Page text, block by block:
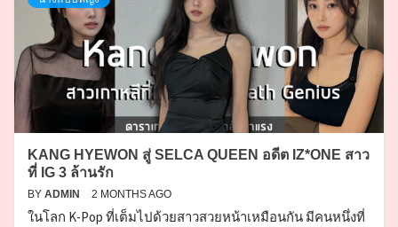
KANG HYEWON สู่ SELCA QUEEN อดีต IZ*ONE สาว
ที่ IG 3 ล้านรัก
BY ADMIN 2 MONTHS AGO
ในโลก K-Pop ที่เต็มไปด้วยสาวสวยหน้าเหมือนกัน มีคนหนึ่งที่